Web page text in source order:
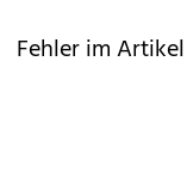
Fehler im